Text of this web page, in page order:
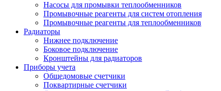
Насосы для промывки теплообменников
Промывочные реагенты для систем отопления
Промывочные реагенты для теплообменников
Радиаторы
Нижнее подключение
Боковое подключение
Кронштейны для радиаторов
Приборы учета
Общедомовые счетчики
Поквартирные счетчики